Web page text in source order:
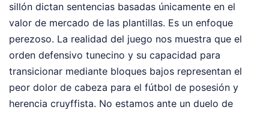
sillón dictan sentencias basadas únicamente en el
valor de mercado de las plantillas. Es un enfoque
perezoso. La realidad del juego nos muestra que el
orden defensivo tunecino y su capacidad para
transicionar mediante bloques bajos representan el
peor dolor de cabeza para el fútbol de posesión y
herencia cruyffista. No estamos ante un duelo de